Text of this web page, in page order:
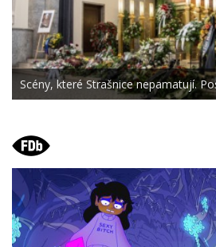
Scény, které Strašnice nepamatují.